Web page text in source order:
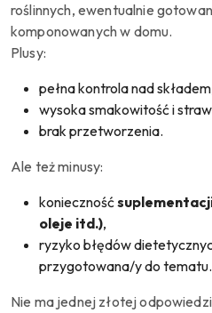
roślinnych, ewentualnie
komponowanych w domu.
Plusy:
pełna kontrola nad
wysoka smakowitość i
brak przetworzenia.
Ale też minusy:
konieczność
oleje itd.),
ryzyko błędów
przygotowana/y do tematu.
Nie ma jednej złotej